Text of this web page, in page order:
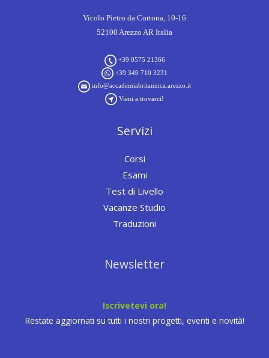
Vicolo Pietro da Cortona, 10-16
52100 Arezzo AR Italia
+39 0575 21366
+39 349 710 3231
info@accademiabritannica.arezzo.it
Vieni a trovarci!
Servizi
Corsi
Esami
Test di Livello
Vacanze Studio
Traduzioni
Newsletter
Iscrivetevi ora!
Restate aggiornati su tutti i nostri progetti, eventi e novità!